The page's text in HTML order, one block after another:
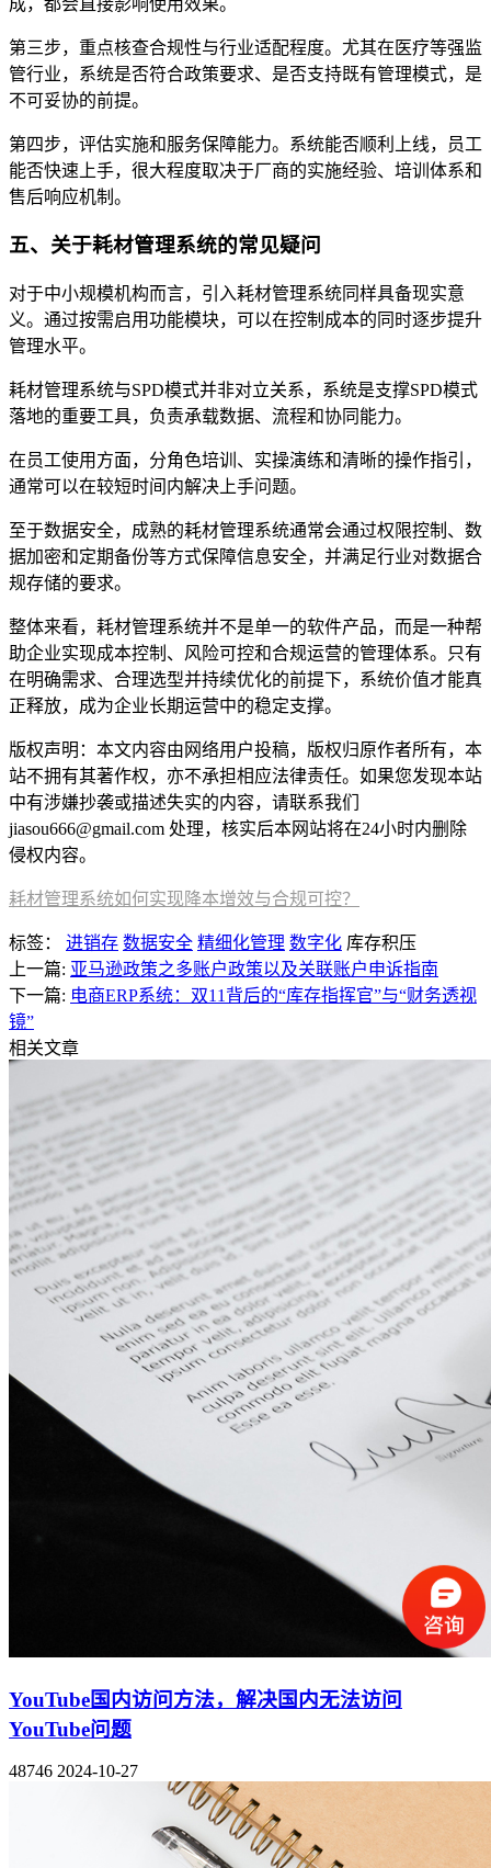
第三步，重点核查合规性与行业适配程度。尤其在医疗等强监
管行业，系统是否符合政策要求、是否支持既有管理模式，是
不可妥协的前提。
第四步，评估实施和服务保障能力。系统能否顺利上线，员工
能否快速上手，很大程度取决于厂商的实施经验、培训体系和
售后响应机制。
五、关于耗材管理系统的常见疑问
对于中小规模机构而言，引入耗材管理系统同样具备现实意
义。通过按需启用功能模块，可以在控制成本的同时逐步提升
管理水平。
耗材管理系统与SPD模式并非对立关系，系统是支撑SPD模式
落地的重要工具，负责承载数据、流程和协同能力。
在员工使用方面，分角色培训、实操演练和清晰的操作指引，
通常可以在较短时间内解决上手问题。
至于数据安全，成熟的耗材管理系统通常会通过权限控制、数
据加密和定期备份等方式保障信息安全，并满足行业对数据合
规存储的要求。
整体来看，耗材管理系统并不是单一的软件产品，而是一种帮
助企业实现成本控制、风险可控和合规运营的管理体系。只有
在明确需求、合理选型并持续优化的前提下，系统价值才能真
正释放，成为企业长期运营中的稳定支撑。
版权声明：本文内容由网络用户投稿，版权归原作者所有，本
站不拥有其著作权，亦不承担相应法律责任。如果您发现本站
中有涉嫌抄袭或描述失实的内容，请联系我们
jiasou666@gmail.com 处理，核实后本网站将在24小时内删除
侵权内容。
耗材管理系统如何实现降本增效与合规可控？
标签： 进销存 数据安全 精细化管理 数字化 库存积压
上一篇: 亚马逊政策之多账户政策以及关联账户申诉指南
下一篇: 电商ERP系统：双11背后的“库存指挥官”与“财务透视
镜”
相关文章
YouTube国内访问方法，解决国内无法访问
YouTube问题
48746 2024-10-27